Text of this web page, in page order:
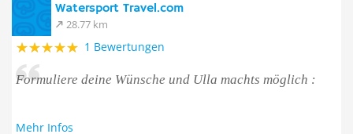
Watersport Travel.com
28.77 km
1 Bewertungen
Formuliere deine Wünsche und Ulla machts möglich :
Mehr Infos